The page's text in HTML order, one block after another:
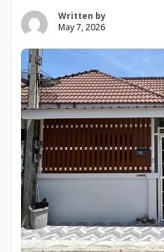
Written by
May 7, 2026